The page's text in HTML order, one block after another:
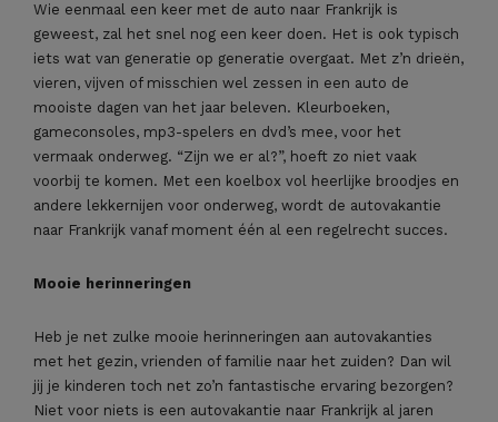
Wie eenmaal een keer met de auto naar Frankrijk is
geweest, zal het snel nog een keer doen. Het is ook typisch
iets wat van generatie op generatie overgaat. Met z’n drieën,
vieren, vijven of misschien wel zessen in een auto de
mooiste dagen van het jaar beleven. Kleurboeken,
gameconsoles, mp3-spelers en dvd’s mee, voor het
vermaak onderweg. “Zijn we er al?”, hoeft zo niet vaak
voorbij te komen. Met een koelbox vol heerlijke broodjes en
andere lekkernijen voor onderweg, wordt de autovakantie
naar Frankrijk vanaf moment één al een regelrecht succes.
Mooie herinneringen
Heb je net zulke mooie herinneringen aan autovakanties
met het gezin, vrienden of familie naar het zuiden? Dan wil
jij je kinderen toch net zo’n fantastische ervaring bezorgen?
Niet voor niets is een autovakantie naar Frankrijk al jaren